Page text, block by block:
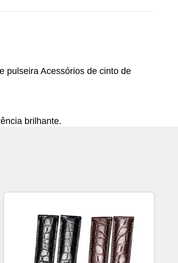
pulseira Acessórios de cinto de
brilhante.